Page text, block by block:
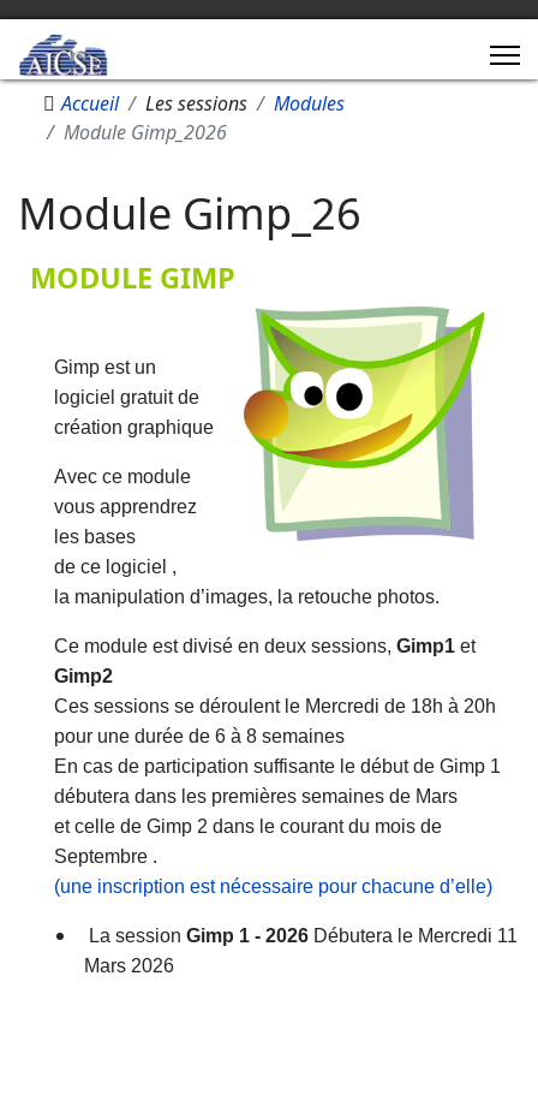
Accueil Les sessions
Modules
Module Gimp_2026
Module Gimp_26
MODULE GIMP
Gimp est un
logiciel gratuit de
création graphique
Avec ce module
vous apprendrez
les bases
de ce logiciel ,
la manipulation d’images, la retouche photos.
Ce module est divisé en deux sessions, Gimp1 et
Gimp2
Ces sessions se déroulent le Mercredi de 18h à 20h
pour une durée de 6 à 8 semaines
En cas de participation suffisante le début de Gimp 1
débutera dans les premières semaines de Mars
et celle de Gimp 2 dans le courant du mois de
Septembre .
(une inscription est nécessaire pour chacune d’elle)
La session Gimp 1 - 2026 Débutera le Mercredi 11
Mars 2026